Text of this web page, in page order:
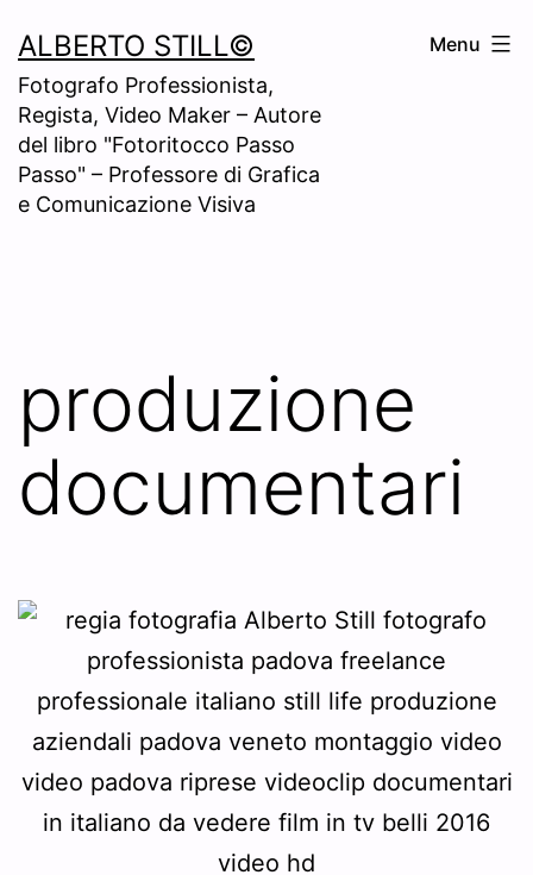
to
content
ALBERTO STILL©
Fotografo Professionista,
Regista, Video Maker – Autore
del libro "Fotoritocco Passo
Passo" – Professore di Grafica
e Comunicazione Visiva
Menu
produzione
documentari